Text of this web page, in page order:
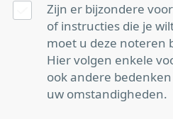
Zijn er bijzondere
of instructies die je
moet u deze noteren
Hier volgen enkele
ook andere
uw omstandigheden.